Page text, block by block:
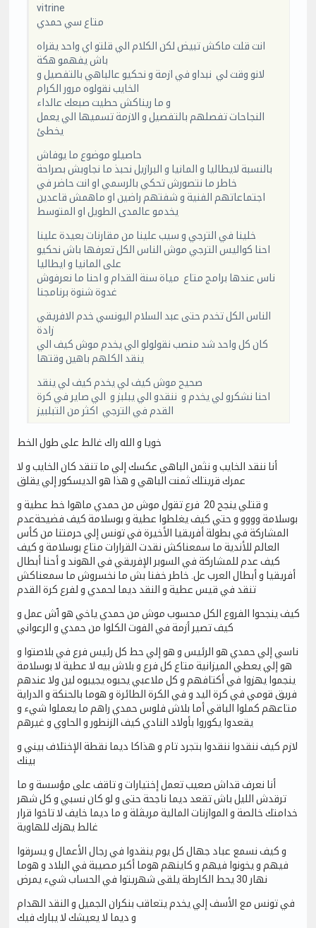
vitrine
متاع سي حمدي
انت قلت ماكش تبيض لكن الكلام الي قلتو اي واحد يقراه
باش يفهمو هكة
لانو وقت لي نبداو في ازمة و نحكيو عالباهي بالتفصيل و
الخايب نقولوه مرور الكرام
و ما ريناكش حطيت صبعك عالداء
النجاحات تفصلهم بالتفصيل و الازمة تسميها الي يعمل
يخطئ
حاصيلو موضوع ما يوفاش
بالنسبة لايطاليا و المانيا و البرازيل نحبذ ما نجاوبش بصراحة
خاطر ما نتصورش تحكي بالرسمي او انت حاضر في
اجتماعاتهم الفنية و شفتهم راضين او ماهمش قاعدين
يخدمو عالمدى الطويل او المتوسط
خلينا في الترجي و سيب علينا من مقارنات بعيدة علينا
احنا كواليس الترجي موش الناس الكل تعرفها باش نحكيو
على المانيا و ايطاليا
ناس عندها برامج متاع مياة سنة القدام و احنا ما نعرفوش
غدوة شنوة برنامجنا
الناس الكل تخدم حتى عبد السلام اليونسي خدم الافريقي
زادة
كان كل واحد شد منصب نقولولو الي يخدم موش كيف الي
ينقد الكلهم باهين وقتها
صحيح موش كيف لي يخدم كيف لي ينقد
احنا نشكرو لي يخدم و ننقدو الي يبلبز و الي صاير في كرة
القدم في الترجي اكثر من التبلبيز
خويا و الله راك غالط على طول الخط
أنا ننقد الخايب و نثمن الباهي عكسك إلي ما تنقد كان الخايب و لا
عمرك قريتلك ثمنت الباهي و هذا هو الديسكور إلي يقلق
و قتلي ينجح 20 فرع تقول موش من حمدي ماهوا خط عطية و
بوسلامة وووو و حتي كيف يغلطوا عطية و بوسلامة كيف فضيحةعدم
المشاركة في بطولة أفريقيا الأخيرة في تونس إلي حرمتنا من كأس
العالم للأندية ما سمعناكش نقدت القرارات متاع بوسلامة و كيف
كيف عدم للمشاركة في السوبر الإفريقي في الهوند و أحنا أبطال
أفريقيا و أبطال العرب عل. خاطر خفنا بش ما نخسروش ما سمعناكش
تنقد في قيس عطية و النقد ديما لحمدي و لفرع كرة القدم
كيف ينجحوا الفروع الكل محسوب موش من حمدي ياخي هو ٱش عمل و
كيف تصير أزمة في الفوت الكلوا من حمدي و الرعواني
ناسي إلي حمدي هو الرئيس و هو إلي حط كل رئيس فرع في بلاصتوا و
هو إلي يعطي الميزانية متاع كل فرع و بلاش بيه لا عطية لا بوسلامة
ينجموا يهزوا في أكتافهم و كل ملاعبي يحبوه يجيبوه لين ولا عندهم
فريق قومي في كرة اليد و في الكرة الطائرة و هوما بالحنكة و الدراية
متاعهم كملوا الباقي أما بلاش فلوس حمدي راهم ما يعملوا شيء و
يقعدوا يكوروا بأولاد النادي كيف الزنطور و الحاوي و غيرهم
لازم كيف ننقدوا ننقدوا بتجرد تام و هذاكا ديما نقطة الإختلاف بيني و
بينك
أنا نعرف قداش صعيب تعمل إختيارات و تاقف على مؤسسة و ما
ترقدش الليل باش تقعد ديما ناجحة حتى و لو كان نسبي و كل شهر
خدامتك خالصة و الموازنات المالية مريڤلة و ما ديما خايف لا تاخوا قرار
غالط يهزك للهاوية
و كيف نسمع عباد جهال كل يوم ينقدوا في رجال الأعمال و يسرقوا
فيهم و يخونوا فيهم و كاينهم هوما أكبر مصيبة في البلاد و هوما
نهار 30 يحط الكارطة يلقى شهريتوا في الحساب شيء يمرض
في تونس مع الأسف إلي يخدم يتعاقب بنكران الجميل و النقد الهدام
و ديما لا يعيشك لا يبارك فيك